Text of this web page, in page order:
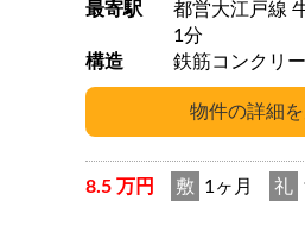
最寄駅
都営大江戸線 牛込
1分
構造
鉄筋コンクリ
8.5 万円 敷 1ヶ月 礼